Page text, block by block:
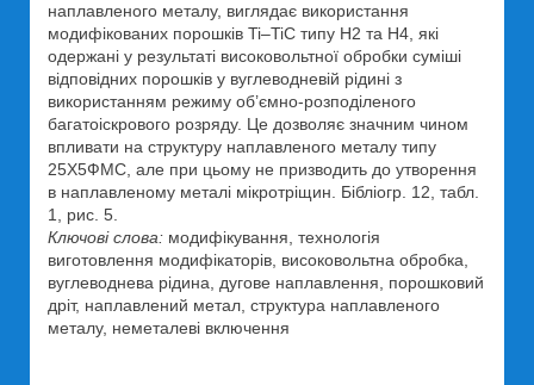
наплавленого металу, виглядає використання
модифікованих порошків Ti–TiC типу Н2 та Н4, які
одержані у результаті високовольтної обробки суміші
відповідних порошків у вуглеводневій рідині з
використанням режиму об’ємно-розподіленого
багатоіскрового розряду. Це дозволяє значним чином
впливати на структуру наплавленого металу типу
25Х5ФМС, але при цьому не призводить до утворення
в наплавленому металі мікротріщин. Бібліогр. 12, табл.
1, рис. 5.
Ключові слова: модифікування, технологія
виготовлення модифікаторів, високовольтна обробка,
вуглеводнева рідина, дугове наплавлення, порошковий
дріт, наплавлений метал, структура наплавленого
металу, неметалеві включення